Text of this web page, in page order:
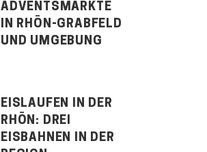
ADVENTSMÄRKTE
IN RHÖN-GRABFELD
UND UMGEBUNG
EISLAUFEN IN DER
RHÖN: DREI
EISBAHNEN IN DER